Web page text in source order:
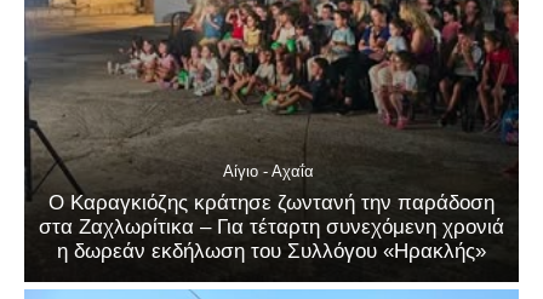
Αίγιο - Αχαΐα
Ο Καραγκιόζης κράτησε ζωντανή την παράδοση
στα Ζαχλωρίτικα – Για τέταρτη συνεχόμενη χρονιά
η δωρεάν εκδήλωση του Συλλόγου «Ηρακλής»